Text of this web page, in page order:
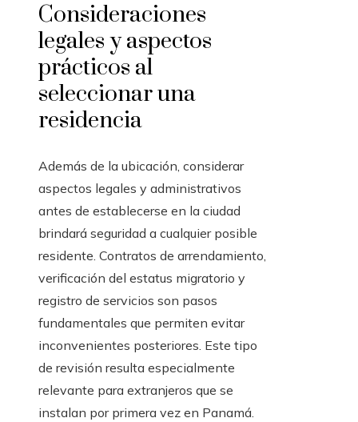
Consideraciones
legales y aspectos
prácticos al
seleccionar una
residencia
Además de la ubicación, considerar
aspectos legales y administrativos
antes de establecerse en la ciudad
brindará seguridad a cualquier posible
residente. Contratos de arrendamiento,
verificación del estatus migratorio y
registro de servicios son pasos
fundamentales que permiten evitar
inconvenientes posteriores. Este tipo
de revisión resulta especialmente
relevante para extranjeros que se
instalan por primera vez en Panamá.